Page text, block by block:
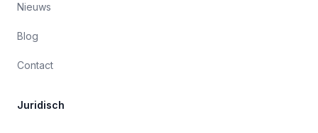
Nieuws
Blog
Contact
Juridisch